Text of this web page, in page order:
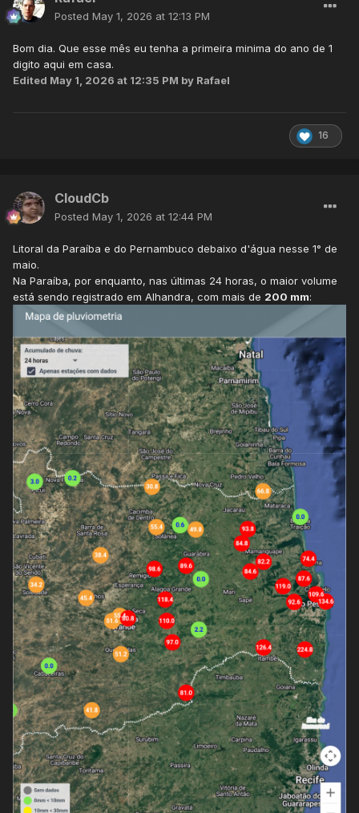
Posted May 1, 2026 at 12:13 PM
Bom dia. Que esse mês eu tenha a primeira minima do ano de 1
digito aqui em casa.
Edited May 1, 2026 at 12:35 PM by Rafael
16
CloudCb
Posted May 1, 2026 at 12:44 PM
Litoral da Paraíba e do Pernambuco debaixo d'água nesse 1° de
maio.
Na Paraíba, por enquanto, nas últimas 24 horas, o maior volume
está sendo registrado em Alhandra, com mais de 200 mm: